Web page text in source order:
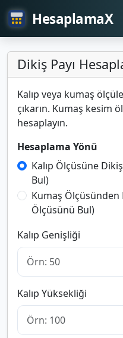
HesaplamaX
Dikiş Payı
Kalıp veya kumaş
çıkarın. Kumaş kesim
hesaplayın.
Hesaplama Yönü
Kalıp Ölçüsüne
Bul)
Kumaş Ölçüsünden
Ölçüsünü Bul)
Kalıp Genişliği
Kalıp Yüksekliği